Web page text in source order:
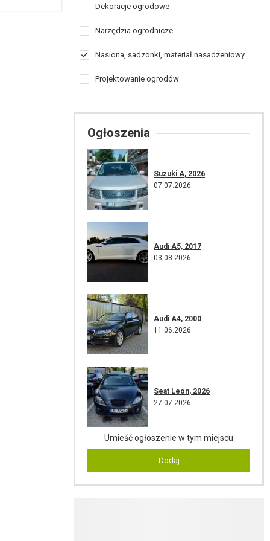
Dekoracje ogrodowe
Narzędzia ogrodnicze
Nasiona, sadzonki, materiał nasadzeniowy
Projektowanie ogrodów
Ogłoszenia
Suzuki A, 2026
07.07.2026
Audi A5, 2017
03.08.2026
Audi A4, 2000
11.06.2026
Seat Leon, 2026
27.07.2026
Umieść ogłoszenie w tym miejscu
Dodaj